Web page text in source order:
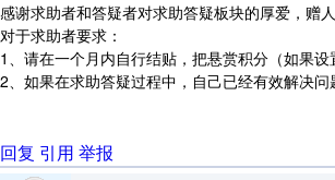
感谢求助者和答疑者对求助答疑板块的厚爱，赠
对于求助者要求：
1、请在一个月内自行结贴，把悬赏积分（如果
2、如果在求助答疑过程中，自己已经有效解决
回复 引用 举报